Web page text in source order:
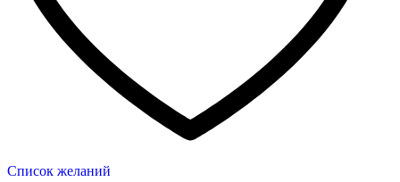
Список желаний